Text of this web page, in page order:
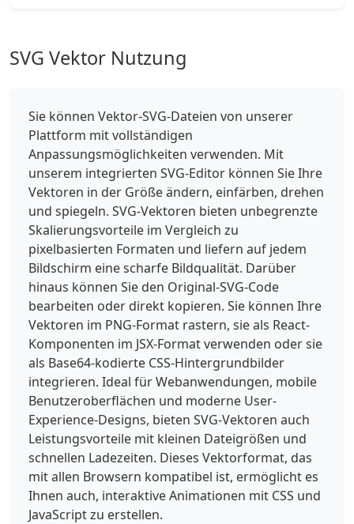
SVG Vektor Nutzung
Sie können Vektor-SVG-Dateien von unserer
Plattform mit vollständigen
Anpassungsmöglichkeiten verwenden. Mit
unserem integrierten SVG-Editor können Sie Ihre
Vektoren in der Größe ändern, einfärben, drehen
und spiegeln. SVG-Vektoren bieten unbegrenzte
Skalierungsvorteile im Vergleich zu
pixelbasierten Formaten und liefern auf jedem
Bildschirm eine scharfe Bildqualität. Darüber
hinaus können Sie den Original-SVG-Code
bearbeiten oder direkt kopieren. Sie können Ihre
Vektoren im PNG-Format rastern, sie als React-
Komponenten im JSX-Format verwenden oder sie
als Base64-kodierte CSS-Hintergrundbilder
integrieren. Ideal für Webanwendungen, mobile
Benutzeroberflächen und moderne User-
Experience-Designs, bieten SVG-Vektoren auch
Leistungsvorteile mit kleinen Dateigrößen und
schnellen Ladezeiten. Dieses Vektorformat, das
mit allen Browsern kompatibel ist, ermöglicht es
Ihnen auch, interaktive Animationen mit CSS und
JavaScript zu erstellen.